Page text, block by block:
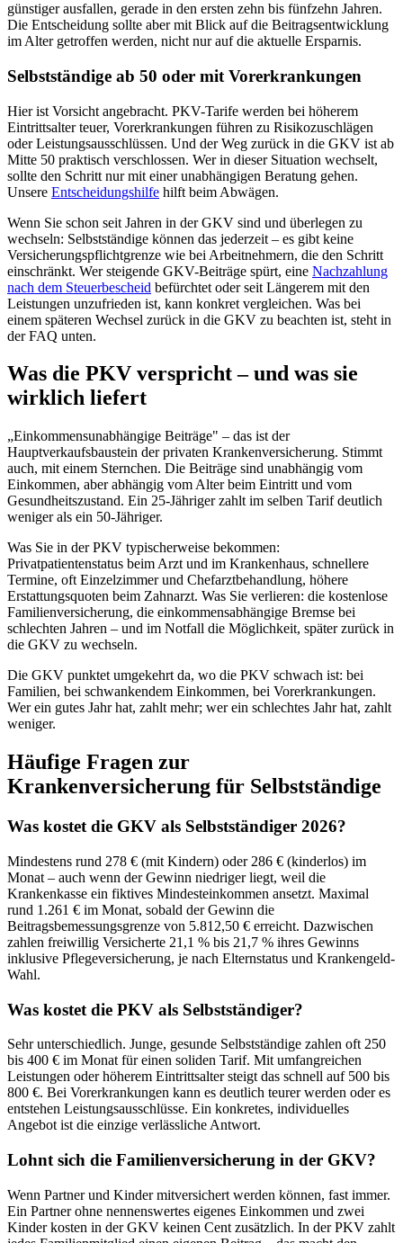
günstiger ausfallen, gerade in den ersten zehn bis fünfzehn Jahren.
Die Entscheidung sollte aber mit Blick auf die Beitragsentwicklung
im Alter getroffen werden, nicht nur auf die aktuelle Ersparnis.
Selbstständige ab 50 oder mit Vorerkrankungen
Hier ist Vorsicht angebracht. PKV-Tarife werden bei höherem
Eintrittsalter teuer, Vorerkrankungen führen zu Risikozuschlägen
oder Leistungsausschlüssen. Und der Weg zurück in die GKV ist ab
Mitte 50 praktisch verschlossen. Wer in dieser Situation wechselt,
sollte den Schritt nur mit einer unabhängigen Beratung gehen.
Unsere Entscheidungshilfe hilft beim Abwägen.
Wenn Sie schon seit Jahren in der GKV sind und überlegen zu
wechseln: Selbstständige können das jederzeit – es gibt keine
Versicherungspflichtgrenze wie bei Arbeitnehmern, die den Schritt
einschränkt. Wer steigende GKV-Beiträge spürt, eine Nachzahlung
nach dem Steuerbescheid befürchtet oder seit Längerem mit den
Leistungen unzufrieden ist, kann konkret vergleichen. Was bei
einem späteren Wechsel zurück in die GKV zu beachten ist, steht in
der FAQ unten.
Was die PKV verspricht – und was sie
wirklich liefert
„Einkommensunabhängige Beiträge" – das ist der
Hauptverkaufsbaustein der privaten Krankenversicherung. Stimmt
auch, mit einem Sternchen. Die Beiträge sind unabhängig vom
Einkommen, aber abhängig vom Alter beim Eintritt und vom
Gesundheitszustand. Ein 25-Jähriger zahlt im selben Tarif deutlich
weniger als ein 50-Jähriger.
Was Sie in der PKV typischerweise bekommen:
Privatpatientenstatus beim Arzt und im Krankenhaus, schnellere
Termine, oft Einzelzimmer und Chefarztbehandlung, höhere
Erstattungsquoten beim Zahnarzt. Was Sie verlieren: die kostenlose
Familienversicherung, die einkommensabhängige Bremse bei
schlechten Jahren – und im Notfall die Möglichkeit, später zurück in
die GKV zu wechseln.
Die GKV punktet umgekehrt da, wo die PKV schwach ist: bei
Familien, bei schwankendem Einkommen, bei Vorerkrankungen.
Wer ein gutes Jahr hat, zahlt mehr; wer ein schlechtes Jahr hat, zahlt
weniger.
Häufige Fragen zur
Krankenversicherung für Selbstständige
Was kostet die GKV als Selbstständiger 2026?
Mindestens rund 278 € (mit Kindern) oder 286 € (kinderlos) im
Monat – auch wenn der Gewinn niedriger liegt, weil die
Krankenkasse ein fiktives Mindesteinkommen ansetzt. Maximal
rund 1.261 € im Monat, sobald der Gewinn die
Beitragsbemessungsgrenze von 5.812,50 € erreicht. Dazwischen
zahlen freiwillig Versicherte 21,1 % bis 21,7 % ihres Gewinns
inklusive Pflegeversicherung, je nach Elternstatus und Krankengeld-
Wahl.
Was kostet die PKV als Selbstständiger?
Sehr unterschiedlich. Junge, gesunde Selbstständige zahlen oft 250
bis 400 € im Monat für einen soliden Tarif. Mit umfangreichen
Leistungen oder höherem Eintrittsalter steigt das schnell auf 500 bis
800 €. Bei Vorerkrankungen kann es deutlich teurer werden oder es
entstehen Leistungsausschlüsse. Ein konkretes, individuelles
Angebot ist die einzige verlässliche Antwort.
Lohnt sich die Familienversicherung in der GKV?
Wenn Partner und Kinder mitversichert werden können, fast immer.
Ein Partner ohne nennenswertes eigenes Einkommen und zwei
Kinder kosten in der GKV keinen Cent zusätzlich. In der PKV zahlt